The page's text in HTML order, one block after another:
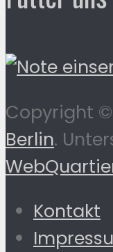
Copyright
Berlin.
Kontakt